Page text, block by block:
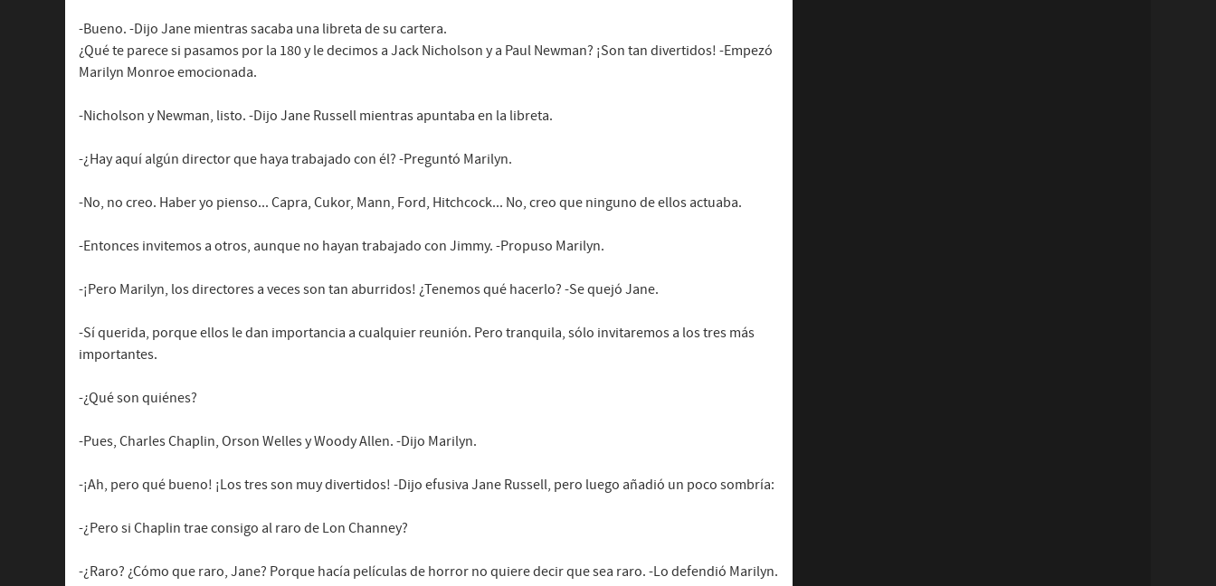
-Bueno. -Dijo Jane mientras sacaba una libreta de su cartera.
¿Qué te parece si pasamos por la 180 y le decimos a Jack Nicholson y a Paul Newman? ¡Son tan divertidos! -Empezó
Marilyn Monroe emocionada.
-Nicholson y Newman, listo. -Dijo Jane Russell mientras apuntaba en la libreta.
-¿Hay aquí algún director que haya trabajado con él? -Preguntó Marilyn.
-No, no creo. Haber yo pienso... Capra, Cukor, Mann, Ford, Hitchcock... No, creo que ninguno de ellos actuaba.
-Entonces invitemos a otros, aunque no hayan trabajado con Jimmy. -Propuso Marilyn.
-¡Pero Marilyn, los directores a veces son tan aburridos! ¿Tenemos qué hacerlo? -Se quejó Jane.
-Sí querida, porque ellos le dan importancia a cualquier reunión. Pero tranquila, sólo invitaremos a los tres más
importantes.
-¿Qué son quiénes?
-Pues, Charles Chaplin, Orson Welles y Woody Allen. -Dijo Marilyn.
-¡Ah, pero qué bueno! ¡Los tres son muy divertidos! -Dijo efusiva Jane Russell, pero luego añadió un poco sombría:
-¿Pero si Chaplin trae consigo al raro de Lon Channey?
-¿Raro? ¿Cómo que raro, Jane? Porque hacía películas de horror no quiere decir que sea raro. -Lo defendió Marilyn.